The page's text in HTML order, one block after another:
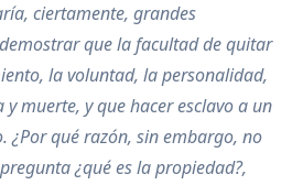
ciertamente, grandes
que la facultad de quitar
la voluntad, la personalidad,
y muerte, y que hacer esclavo a un
¿Por qué razón, sin embargo, no
¿qué es la propiedad?,